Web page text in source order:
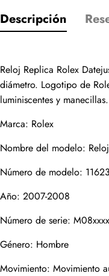
Descripción
Reloj Replica Rolex
diámetro. Logotipo de
luminiscentes y
Marca: Rolex
Nombre del modelo:
Número de modelo:
Año: 2007-2008
Número de serie: M08xxxx
Género: Hombre
Movimiento: Movimiento